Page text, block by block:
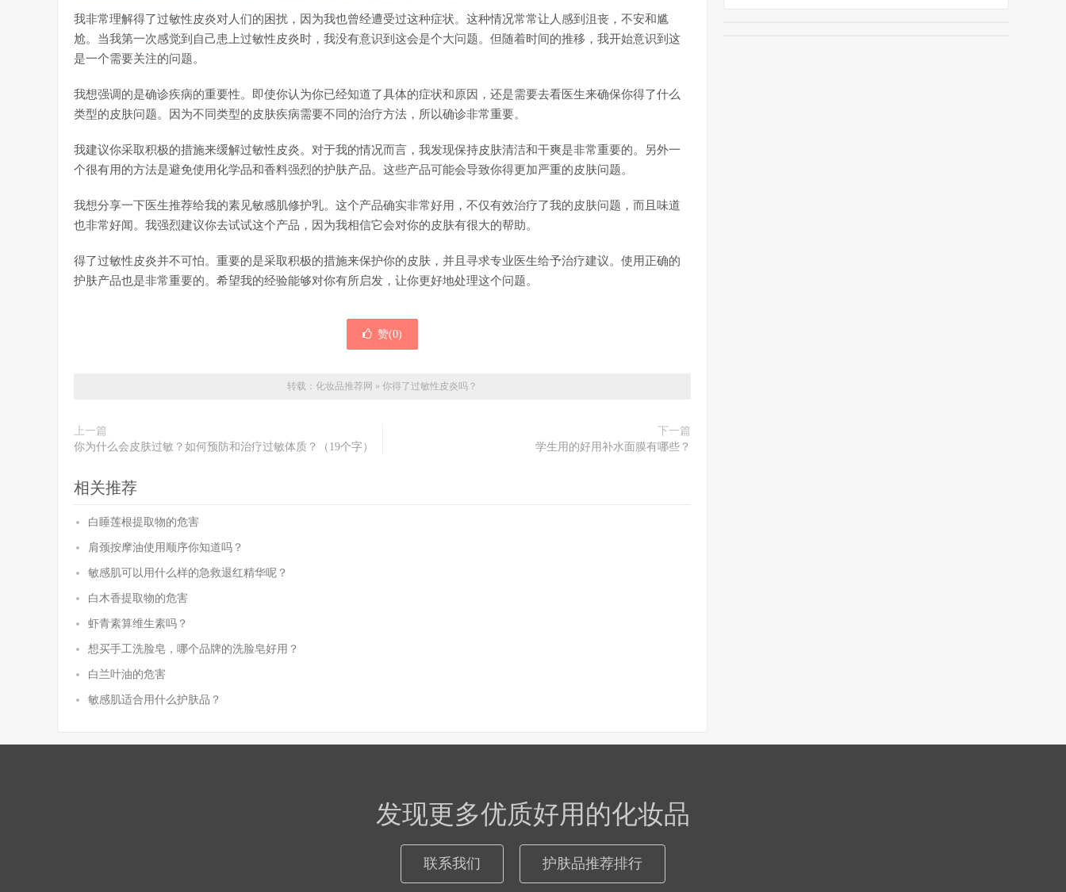
我非常理解得了过敏性皮炎对人们的困扰，因为我也曾经遭受过这种症状。这种情况常常让人感到沮丧，不安和尴
尬。当我第一次感觉到自己患上过敏性皮炎时，我没有意识到这会是个大问题。但随着时间的推移，我开始意识到这
是一个需要关注的问题。
我想强调的是确诊疾病的重要性。即使你认为你已经知道了具体的症状和原因，还是需要去看医生来确保你得了什么
类型的皮肤问题。因为不同类型的皮肤疾病需要不同的治疗方法，所以确诊非常重要。
我建议你采取积极的措施来缓解过敏性皮炎。对于我的情况而言，我发现保持皮肤清洁和干爽是非常重要的。另外一
个很有用的方法是避免使用化学品和香料强烈的护肤产品。这些产品可能会导致你得更加严重的皮肤问题。
我想分享一下医生推荐给我的素见敏感肌修护乳。这个产品确实非常好用，不仅有效治疗了我的皮肤问题，而且味道
也非常好闻。我强烈建议你去试试这个产品，因为我相信它会对你的皮肤有很大的帮助。
得了过敏性皮炎并不可怕。重要的是采取积极的措施来保护你的皮肤，并且寻求专业医生给予治疗建议。使用正确的
护肤产品也是非常重要的。希望我的经验能够对你有所启发，让你更好地处理这个问题。
赞(0)
转载： 化妆品推荐网 » 你得了过敏性皮炎吗？
上一篇
你为什么会皮肤过敏？如何预防和治疗过敏体质？（19个字）
下一篇
学生用的好用补水面膜有哪些？
相关推荐
白睡莲根提取物的危害
肩颈按摩油使用顺序你知道吗？
敏感肌可以用什么样的急救退红精华呢？
白木香提取物的危害
虾青素算维生素吗？
想买手工洗脸皂，哪个品牌的洗脸皂好用？
白兰叶油的危害
敏感肌适合用什么护肤品？
发现更多优质好用的化妆品
联系我们 护肤品推荐排行